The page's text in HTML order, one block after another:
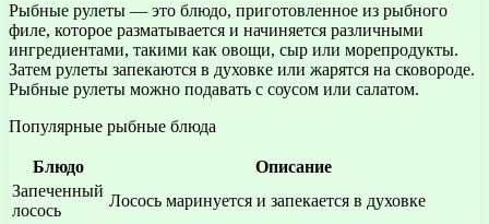
Рыбные рулеты — это блюдо, приготовленное из рыбного
филе, которое разматывается и начиняется различными
ингредиентами, такими как овощи, сыр или морепродукты.
Затем рулеты запекаются в духовке или жарятся на сковороде.
Рыбные рулеты можно подавать с соусом или салатом.
Популярные рыбные блюда
Блюдо
Описание
Запеченный
лосось
Лосось маринуется и запекается в духовке